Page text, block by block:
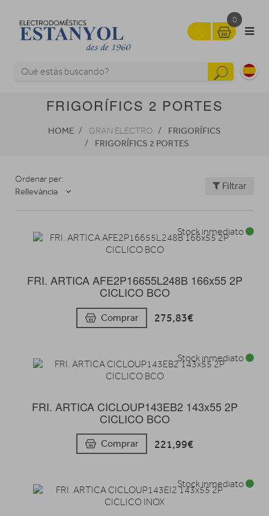
0
FRIGORÍFICS 2 PORTES
HOME GRAN ELECTRO
FRIGORÍFICS
FRIGORÍFICS 2 PORTES
Ordenar per:
Rellevància
Filtrar
FRI. ARTICA AFE2P16655L248B 166x55 2P
CICLICO BCO
Comprar 275,83€
Stock inmediato
FRI. ARTICA CICLOUP143EB2 143x55 2P
CICLICO BCO
Comprar 221,99€
Stock inmediato
Stock inmediato